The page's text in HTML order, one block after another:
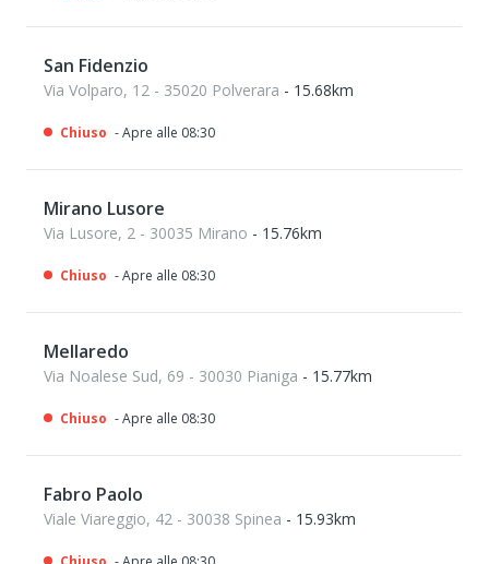
San Fidenzio
Via Volparo, 12 - 35020 Polverara - 15.68km
Chiuso - Apre alle 08:30
Mirano Lusore
Via Lusore, 2 - 30035 Mirano - 15.76km
Chiuso - Apre alle 08:30
Mellaredo
Via Noalese Sud, 69 - 30030 Pianiga - 15.77km
Chiuso - Apre alle 08:30
Fabro Paolo
Viale Viareggio, 42 - 30038 Spinea - 15.93km